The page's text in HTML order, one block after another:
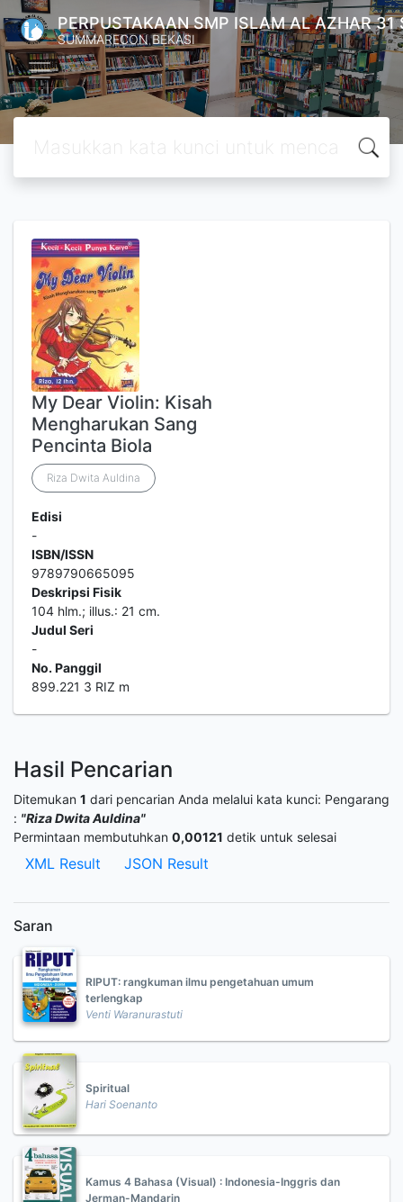
PERPUSTAKAAN SMP ISLAM AL AZHAR 31
SUMMARECON BEKASI
My Dear Violin: Kisah
Mengharukan Sang
Pencinta Biola
Riza Dwita Auldina
Edisi
-
ISBN/ISSN
9789790665095
Deskripsi Fisik
104 hlm.; illus.: 21 cm.
Judul Seri
-
No. Panggil
899.221 3 RIZ m
Hasil Pencarian
Ditemukan 1 dari pencarian Anda melalui kata kunci: Pengarang
: "Riza Dwita Auldina"
Permintaan membutuhkan 0,00121 detik untuk selesai
XML Result JSON Result
Saran
RIPUT: rangkuman ilmu pengetahuan umum
terlengkap
Venti Waranurastuti
Spiritual
Hari Soenanto
Kamus 4 Bahasa (Visual) : Indonesia-Inggris dan
Jerman-Mandarin